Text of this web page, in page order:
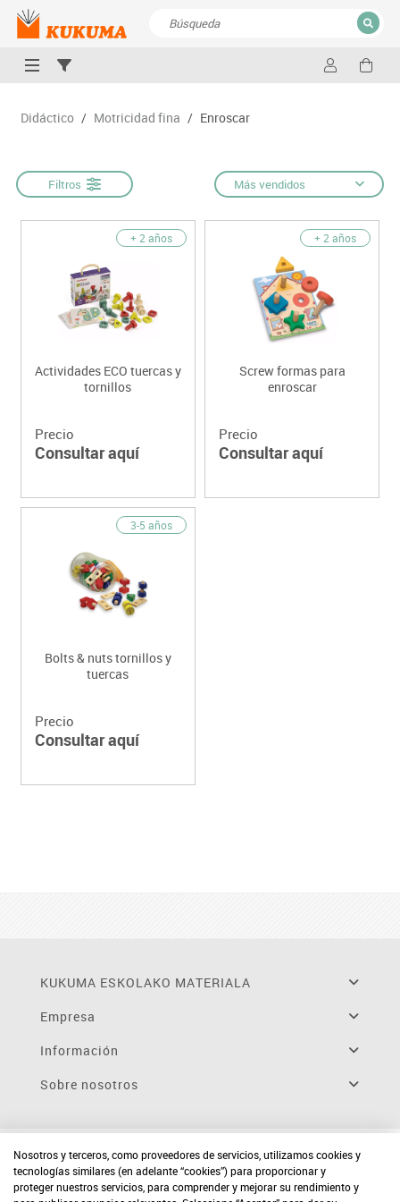
CERRAR
Didáctico / Motricidad fina / Enroscar
Filtros Más vendidos
+ 2 años
Actividades ECO tuercas y
tornillos
Precio
Consultar aquí
+ 2 años
Screw formas para
enroscar
Precio
Consultar aquí
3-5 años
Bolts & nuts tornillos y
tuercas
Precio
Consultar aquí
KUKUMA ESKOLAKO MATERIALA
Empresa
Información
Sobre nosotros
Nosotros y terceros, como proveedores de servicios, utilizamos cookies y
tecnologías similares (en adelante “cookies”) para proporcionar y
proteger nuestros servicios, para comprender y mejorar su rendimiento y